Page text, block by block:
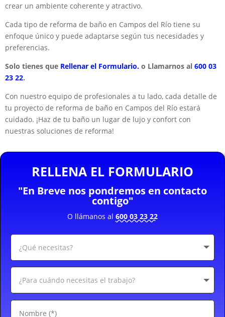
crear un ambiente coherente y atractivo.
Cada tipo de reforma de baño en Campos del Río tiene su
enfoque único y puede adaptarse según tus necesidades y
preferencias.
Solo tienes que Rellenar el Formulario. o Llamarnos al 600 03
23 22.
Con nuestro equipo de profesionales a tu lado, cada detalle de
tu proyecto de reforma de baño en Campos del Río estará
cuidado. ¡Haz de tu baño un lugar de lujo y confort con
nuestras soluciones de reforma!
RELLENA EL FORMULARIO
"En Breve nos pondremos en contacto
contigo"
O llámanos al 600 03 23 22